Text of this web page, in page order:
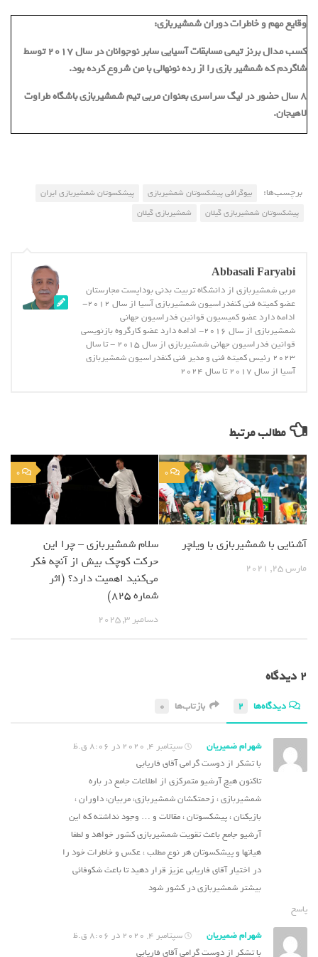
وقایع مهم و خاطرات دوران شمشیربازی:
کسب مدال برنز تیمی مسابقات آسیایی سابر نوجوانان در سال ۲۰۱۷ توسط
شاگردم که شمشیر بازی را از رده نونهالی با من شروع کرده بود.
۸ سال حضور در لیگ سراسری بعنوان مربی تیم شمشیربازی باشگاه طراوت
لاهیجان.
برچسب‌ها: بیوگرافی پیشکسوتان شمشیربازی
پیشکسوتان شمشیربازی ایران
پیشکسوتان شمشیربازی گیلان
شمشیربازی گیلان
Abbasali Faryabi
مربی شمشیربازی از دانشگاه تربیت بدنی بوداپست مجارستان
عضو کمیته فنی کنفدراسیون شمشیربازی آسیا از سال 2012-
ادامه دارد عضو کمیسیون قوانین فدراسیون جهانی
شمشیربازی از سال 2016- ادامه دارد عضو کارگروه بازنویسی
قوانین فدراسیون جهانی شمشیربازی از سال 2015 - تا سال
2023 رئیس کمیته فنی و مدیر فنی کنفدراسیون شمشیربازی
آسیا از سال 2017 تا سال 2024
مطالب مرتبط
0
آشنایی با شمشیربازی با ویلچر
مارس 25, 2021
0
سلام شمشیربازی – چرا این
حرکت کوچک بیش از آنچه فکر
می‌کنید اهمیت دارد؟ (اثر
شماره 825)
دسامبر 3, 2025
2 دیدگاه‌
دیدگاه‌ها 2 بازتاب‌ها 0
شهرام ضمیریان
سپتامبر 4, 2020 در 8:06 ق.ظ
با تشکر از دوست گرامی آقای فاریابی
تاکنون هیچ آرشیو متمرکزی از اطلاعات جامع در باره
شمشیربازی ، زحمتکشان شمشیربازی، مربیان، داوران ،
بازیکنان ، پیشکسوتان ، مقالات و … وجود نداشته که این
آرشیو جامع باعث تقویت شمشیربازی کشور خواهد و لطفا
هیاتها و پیشکسوتان هر نوع مطلب ، عکس و خاطرات خود را
در اختیار آقای فاریابی عزیز قرار دهید تا باعث شکوفائی
بیشتر شمشیربازی در کشور شود
پاسخ
شهرام ضمیریان
سپتامبر 4, 2020 در 8:06 ق.ظ
با تشکر از دوست گرامی آقای فاریابی